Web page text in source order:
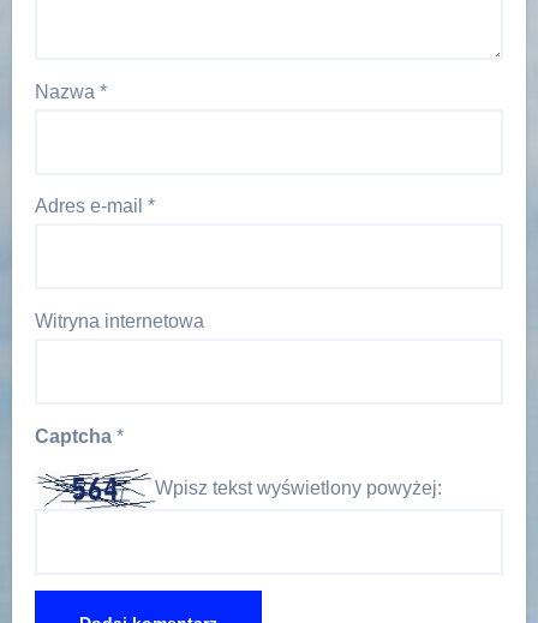
Nazwa *
Adres e-mail *
Witryna internetowa
Captcha *
Wpisz tekst wyświetlony powyżej: